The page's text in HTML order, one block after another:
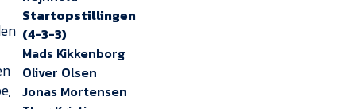
Startopstillingen
(4-3-3)
Mads Kikkenborg
Oliver Olsen
Jonas Mortensen